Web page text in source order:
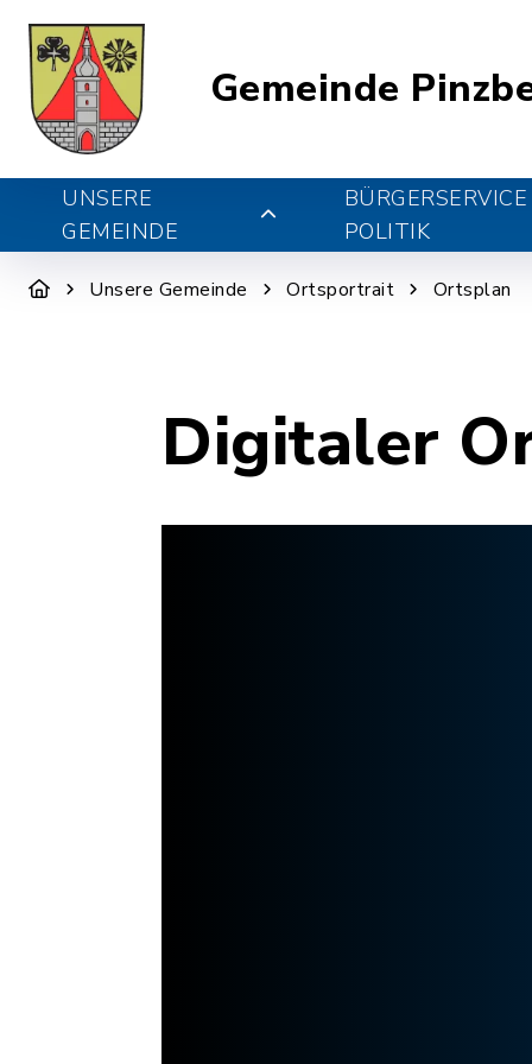
Gemeinde
UNSERE
GEMEINDE
POLITIK
Unsere Gemeinde Ortsportrait Ortsplan
Digitaler